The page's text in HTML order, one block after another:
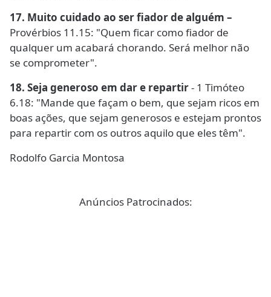
17. Muito cuidado ao ser fiador de alguém –
Provérbios 11.15: "Quem ficar como fiador de
qualquer um acabará chorando. Será melhor não
se comprometer".
18. Seja generoso em dar e repartir- 1 Timóteo
6.18: "Mande que façam o bem, que sejam ricos em
boas ações, que sejam generosos e estejam prontos
para repartir com os outros aquilo que eles têm".
Rodolfo Garcia Montosa
Anúncios Patrocinados: